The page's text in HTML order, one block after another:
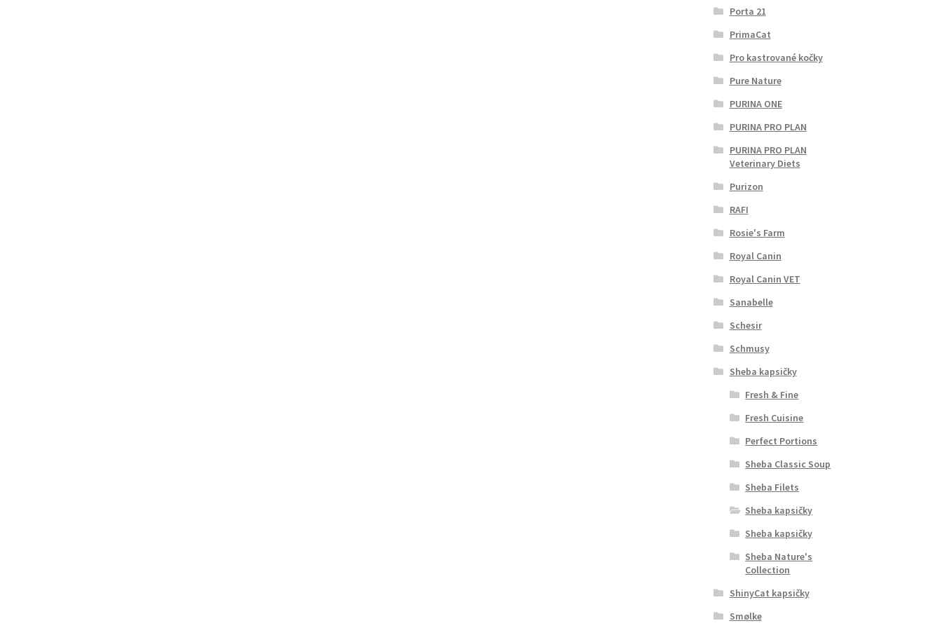
Porta 21
PrimaCat
Pro kastrované kočky
Pure Nature
PURINA ONE
PURINA PRO PLAN
PURINA PRO PLAN
Veterinary Diets
Purizon
RAFI
Rosie's Farm
Royal Canin
Royal Canin VET
Sanabelle
Schesir
Schmusy
Sheba kapsičky
Fresh & Fine
Fresh Cuisine
Perfect Portions
Sheba Classic Soup
Sheba Filets
Sheba kapsičky
Sheba kapsičky
Sheba Nature's
Collection
ShinyCat kapsičky
Smølke